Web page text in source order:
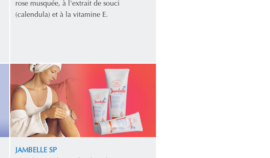
rose musquée, à l'extrait de souci
(calendula) et à la vitamine E.
JAMBELLE SP